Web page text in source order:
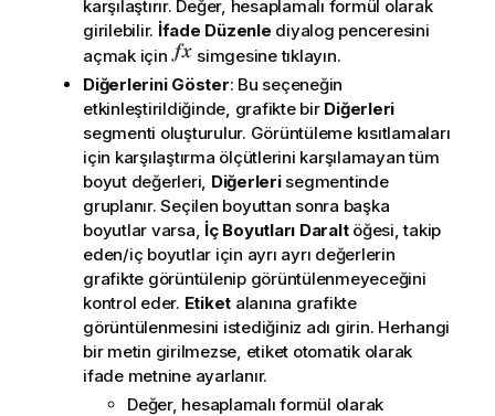
karşılaştırır. Değer, hesaplamalı formül olarak
girilebilir. İfade Düzenle diyalog penceresini
açmak için
simgesine tıklayın.
Diğerlerini Göster: Bu seçeneğin
etkinleştirildiğinde, grafikte bir Diğerleri
segmenti oluşturulur. Görüntüleme kısıtlamaları
için karşılaştırma ölçütlerini karşılamayan tüm
boyut değerleri, Diğerlerisegmentinde
gruplanır. Seçilen boyuttan sonra başka
boyutlar varsa, İç Boyutları Daraltöğesi, takip
eden/iç boyutlar için ayrı ayrı değerlerin
grafikte görüntülenip görüntülenmeyeceğini
kontrol eder. Etiket alanına grafikte
görüntülenmesini istediğiniz adı girin. Herhangi
bir metin girilmezse, etiket otomatik olarak
ifade metnine ayarlanır.
Değer, hesaplamalı formül olarak